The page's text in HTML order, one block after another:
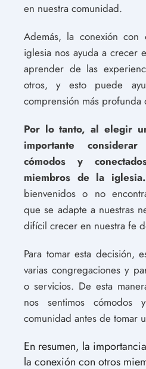
en nuestra comunidad.
Además, la conexión
iglesia nos ayuda a crecer
aprender de las
otros, y esto puede
comprensión más profunda
Por lo tanto, al elegir
importante
cómodos y
miembros de la iglesia.
bienvenidos o no
que se adapte a nuestras
difícil crecer en nuestra fe
Para tomar esta decisión,
varias congregaciones y
o servicios. De esta
nos sentimos cómodos
comunidad antes de tomar
En resumen, la
la conexión con otros